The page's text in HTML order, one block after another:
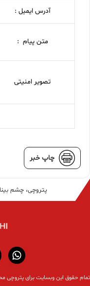
آدرس ایمیل :
متن پیام :
تصویر امنیتی
چاپ خبر
پتروچی، چشم
تمام حقوق این وبسایت برای پتروچی